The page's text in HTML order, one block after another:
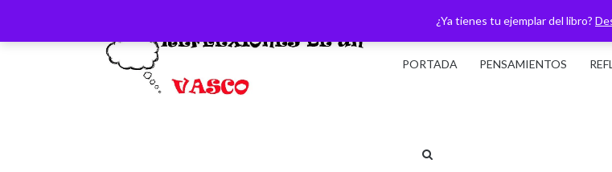
¿Ya tienes tu ejemplar del libro?
PORTADA
PENSAMIENTOS